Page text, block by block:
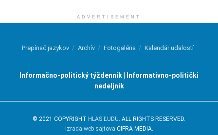
ADVERTISEMENT
Prepínač jazykov Archív Fotogaléria Kalendár udalostí
Informačno-politický týždenník | Informativno-politički
nedeljnik
© 2021 COPYRIGHT HLAS ĽUDU. ALL RIGHTS RESERVED.
Izrada web sajtova CIFRA MEDIA.